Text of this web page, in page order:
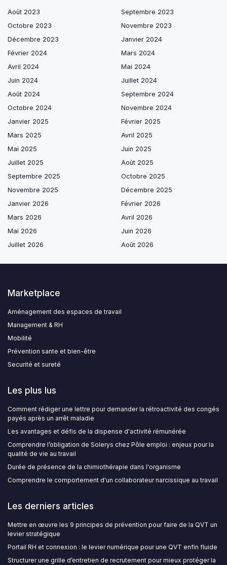
Août 2023
Septembre 2023
Octobre 2023
Novembre 2023
Décembre 2023
Janvier 2024
Février 2024
Mars 2024
Avril 2024
Mai 2024
Juin 2024
Juillet 2024
Août 2024
Septembre 2024
Octobre 2024
Novembre 2024
Janvier 2025
Février 2025
Mars 2025
Avril 2025
Mai 2025
Juin 2025
Juillet 2025
Août 2025
Septembre 2025
Octobre 2025
Novembre 2025
Décembre 2025
Janvier 2026
Février 2026
Mars 2026
Avril 2026
Mai 2026
Juin 2026
Juillet 2026
Août 2026
Marketplace
Aménagement des espaces de travail
Management & RH
Mobilité
Prévention sante et bien-être
Securité et sureté
Les plus lus
Comment rédiger une lettre pour demander la rétroactivité des congés
payés après un arrêt maladie
Les avantages et défis de la dispense d'activité rémunérée
Comprendre l’obligation de Solerys chez Pôle emploi : enjeux pour la
qualité de vie au travail
Durée de présence de la chimiothérapie dans l'organisme
Comprendre le comportement d'un collaborateur narcissique au travail
Les derniers articles
Mettre en œuvre les 9 principes de prévention pour faire de la QVT un
levier stratégique
Portail RH et connexion : le levier numérique pour une QVT enfin fluide
Structurer une grille d’entretien de recrutement pour mieux protéger la